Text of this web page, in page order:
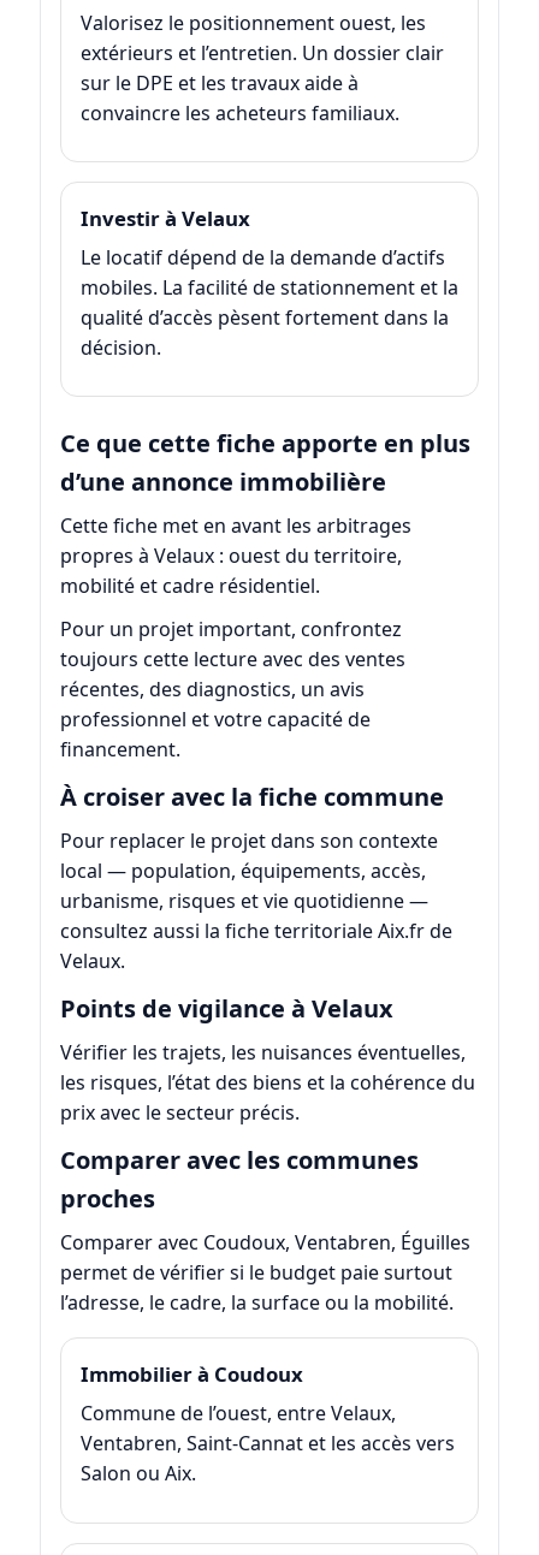
Valorisez le positionnement ouest, les
extérieurs et l’entretien. Un dossier clair
sur le DPE et les travaux aide à
convaincre les acheteurs familiaux.
Investir à Velaux
Le locatif dépend de la demande d’actifs
mobiles. La facilité de stationnement et la
qualité d’accès pèsent fortement dans la
décision.
Ce que cette fiche apporte en plus
d’une annonce immobilière
Cette fiche met en avant les arbitrages
propres à Velaux : ouest du territoire,
mobilité et cadre résidentiel.
Pour un projet important, confrontez
toujours cette lecture avec des ventes
récentes, des diagnostics, un avis
professionnel et votre capacité de
financement.
À croiser avec la fiche commune
Pour replacer le projet dans son contexte
local — population, équipements, accès,
urbanisme, risques et vie quotidienne —
consultez aussi la fiche territorialeAix.fr de
Velaux.
Points de vigilance à Velaux
Vérifier les trajets, les nuisances éventuelles,
les risques, l’état des biens et la cohérence du
prix avec le secteur précis.
Comparer avec les communes
proches
Comparer avec Coudoux, Ventabren, Éguilles
permet de vérifier si le budget paie surtout
l’adresse, le cadre, la surface ou la mobilité.
Immobilier à Coudoux
Commune de l’ouest, entre Velaux,
Ventabren, Saint-Cannat et les accès vers
Salon ou Aix.